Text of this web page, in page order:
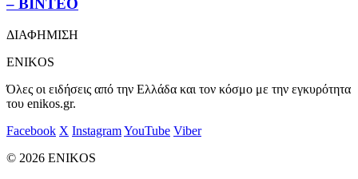
– ΒΙΝΤΕΟ
ΔΙΑΦΗΜΙΣΗ
ENIKOS
Όλες οι ειδήσεις από την Ελλάδα και τον κόσμο με την εγκυρότητα
του enikos.gr.
Facebook X InstagramYouTube Viber
© 2026 ENIKOS